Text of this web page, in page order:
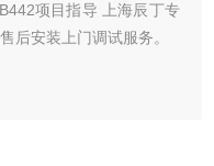
项目指导 上海辰丁专
后安装上门调试服务。